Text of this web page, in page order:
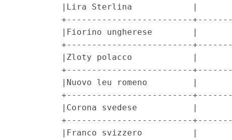
|Lira Sterlina            |
+-------------------------
|Fiorino ungherese        |
+-------------------------
|Zloty polacco            |
+-------------------------
|Nuovo leu romeno         |
+-------------------------
|Corona svedese           |
+-------------------------
|Franco svizzero          |